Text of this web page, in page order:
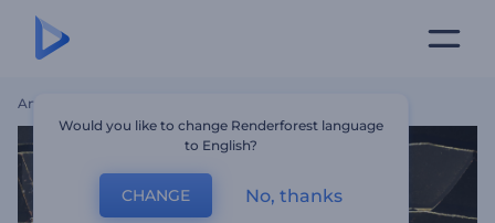
Ana Sayfa
Would you like to change Renderforest language
to English?
CHANGE No, thanks